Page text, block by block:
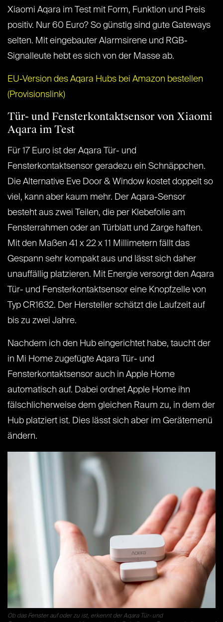
Xiaomi Aqara im Test mit Form, Funktion und Preis
positiv. Nur 60 Euro? So günstig sind gute Gateways
selten. Mit eingebauter Alarmsirene und RGB-
Signalleute hebt es sich von der Masse ab.
EU-Version des Aqara Hubs bei Amazon bestellen
(Provisionslink)
Tür- und Fensterkontaktsensor von Xiaomi
Aqara im Test
Für 17 Euro ist der Aqara Tür- und
Fensterkontaktsensor geradezu ein Schnäppchen.
Die Alternative Eve Door & Window kostet doppelt so
viel, kann aber kaum mehr. Der Aqara-Sensor
besteht aus zwei Teilen, die per Klebefolie am
Fensterrahmen oder an Türblatt und Zarge haften.
Mit den Maßen 41 x 22 x 11 Millimetern fällt das
Gespann sehr kompakt aus und lässt sich daher
unauffällig platzieren. Mit Energie versorgt den Aqara
Tür- und Fensterkontaktsensor eine Knopfzelle von
Typ CR1632. Der Hersteller schätzt die Laufzeit auf
bis zu zwei Jahre.
Nachdem ich den Hub eingerichtet habe, taucht der
in Mi Home zugefügte Aqara Tür- und
Fensterkontaktsensor auch in Apple Home
automatisch auf. Dabei ordnet Apple Home ihn
fälschlicherweise dem gleichen Raum zu, in dem der
Hub platziert ist. Dies lässt sich aber im Gerätemenü
ändern.
Ob das Fenster auf oder zu ist, erkennt der Aqara Tür- und